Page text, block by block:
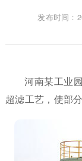
发布时间：
河南某工业
超滤工艺，使部